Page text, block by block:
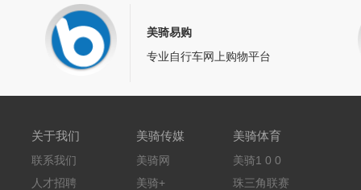
美骑易购
专业自行车网上购物平台
关于我们
联系我们
人才招聘
美骑传媒
美骑网
美骑+
美骑体育
美骑1 0 0
珠三角联赛